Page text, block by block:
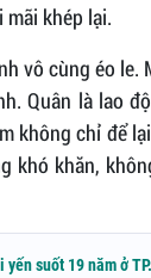
khép lại.
vô cùng éo le.
Quân là lao
không chỉ để
khó khăn,
suốt 19 năm ở